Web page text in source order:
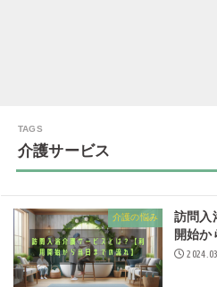
介護サービス
介護の悩み
訪問入
開始か